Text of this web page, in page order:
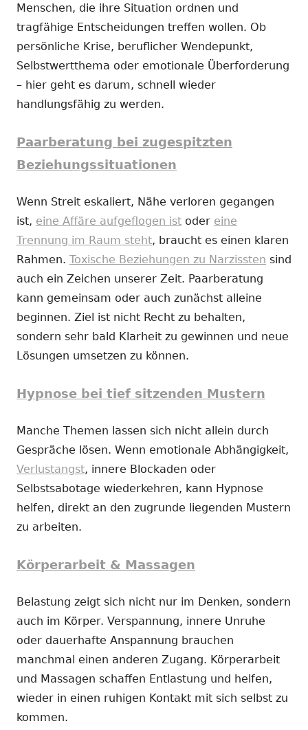
Menschen, die ihre Situation ordnen und
tragfähige Entscheidungen treffen wollen. Ob
persönliche Krise, beruflicher Wendepunkt,
Selbstwertthema oder emotionale Überforderung
– hier geht es darum, schnell wieder
handlungsfähig zu werden.
Paarberatung bei zugespitzten
Beziehungssituationen
Wenn Streit eskaliert, Nähe verloren gegangen
ist, eine Affäre aufgeflogen ist oder eine
Trennung im Raum steht, braucht es einen klaren
Rahmen. Toxische Beziehungen zu Narzissten sind
auch ein Zeichen unserer Zeit. Paarberatung
kann gemeinsam oder auch zunächst alleine
beginnen. Ziel ist nicht Recht zu behalten,
sondern sehr bald Klarheit zu gewinnen und neue
Lösungen umsetzen zu können.
Hypnose bei tief sitzenden Mustern
Manche Themen lassen sich nicht allein durch
Gespräche lösen. Wenn emotionale Abhängigkeit,
Verlustangst, innere Blockaden oder
Selbstsabotage wiederkehren, kann Hypnose
helfen, direkt an den zugrunde liegenden Mustern
zu arbeiten.
Körperarbeit & Massagen
Belastung zeigt sich nicht nur im Denken, sondern
auch im Körper. Verspannung, innere Unruhe
oder dauerhafte Anspannung brauchen
manchmal einen anderen Zugang. Körperarbeit
und Massagen schaffen Entlastung und helfen,
wieder in einen ruhigen Kontakt mit sich selbst zu
kommen.